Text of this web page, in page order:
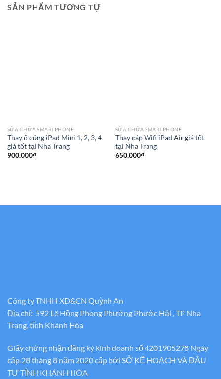
SẢN PHẨM TƯƠNG TỰ
SỬA CHỮA SMARTPHONE
Thay ổ cứng iPad Mini 1, 2, 3, 4
giá tốt tại Nha Trang
900.000₫
SỬA CHỮA SMARTPHONE
Thay cáp Wifi iPad Air giá tốt
tại Nha Trang
650.000₫
Công ty TNHH XD&CN Quỳnh An
Địa chỉ: 592 Lê Hồng Phong Phường Phước Hải , TP Nha
Trang, tỉnh Khánh Hòa
Giấy chứng nhận đăng ký kinh doanh số 4201905278 Ngày
cấp 28 tháng 8 năm 2020 cấp bới SỞ KẾ HOẠCH VÀ ĐẦU
TƯ TỈNH KHÁNH HÒA